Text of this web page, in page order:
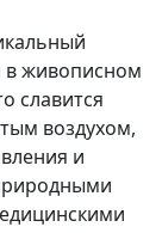
в живописном
славится
воздухом,
и